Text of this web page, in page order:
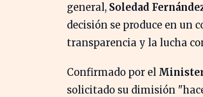
general, Soledad
decisión se produce en un
transparencia y la lucha
Confirmado por el
solicitado su dimisión